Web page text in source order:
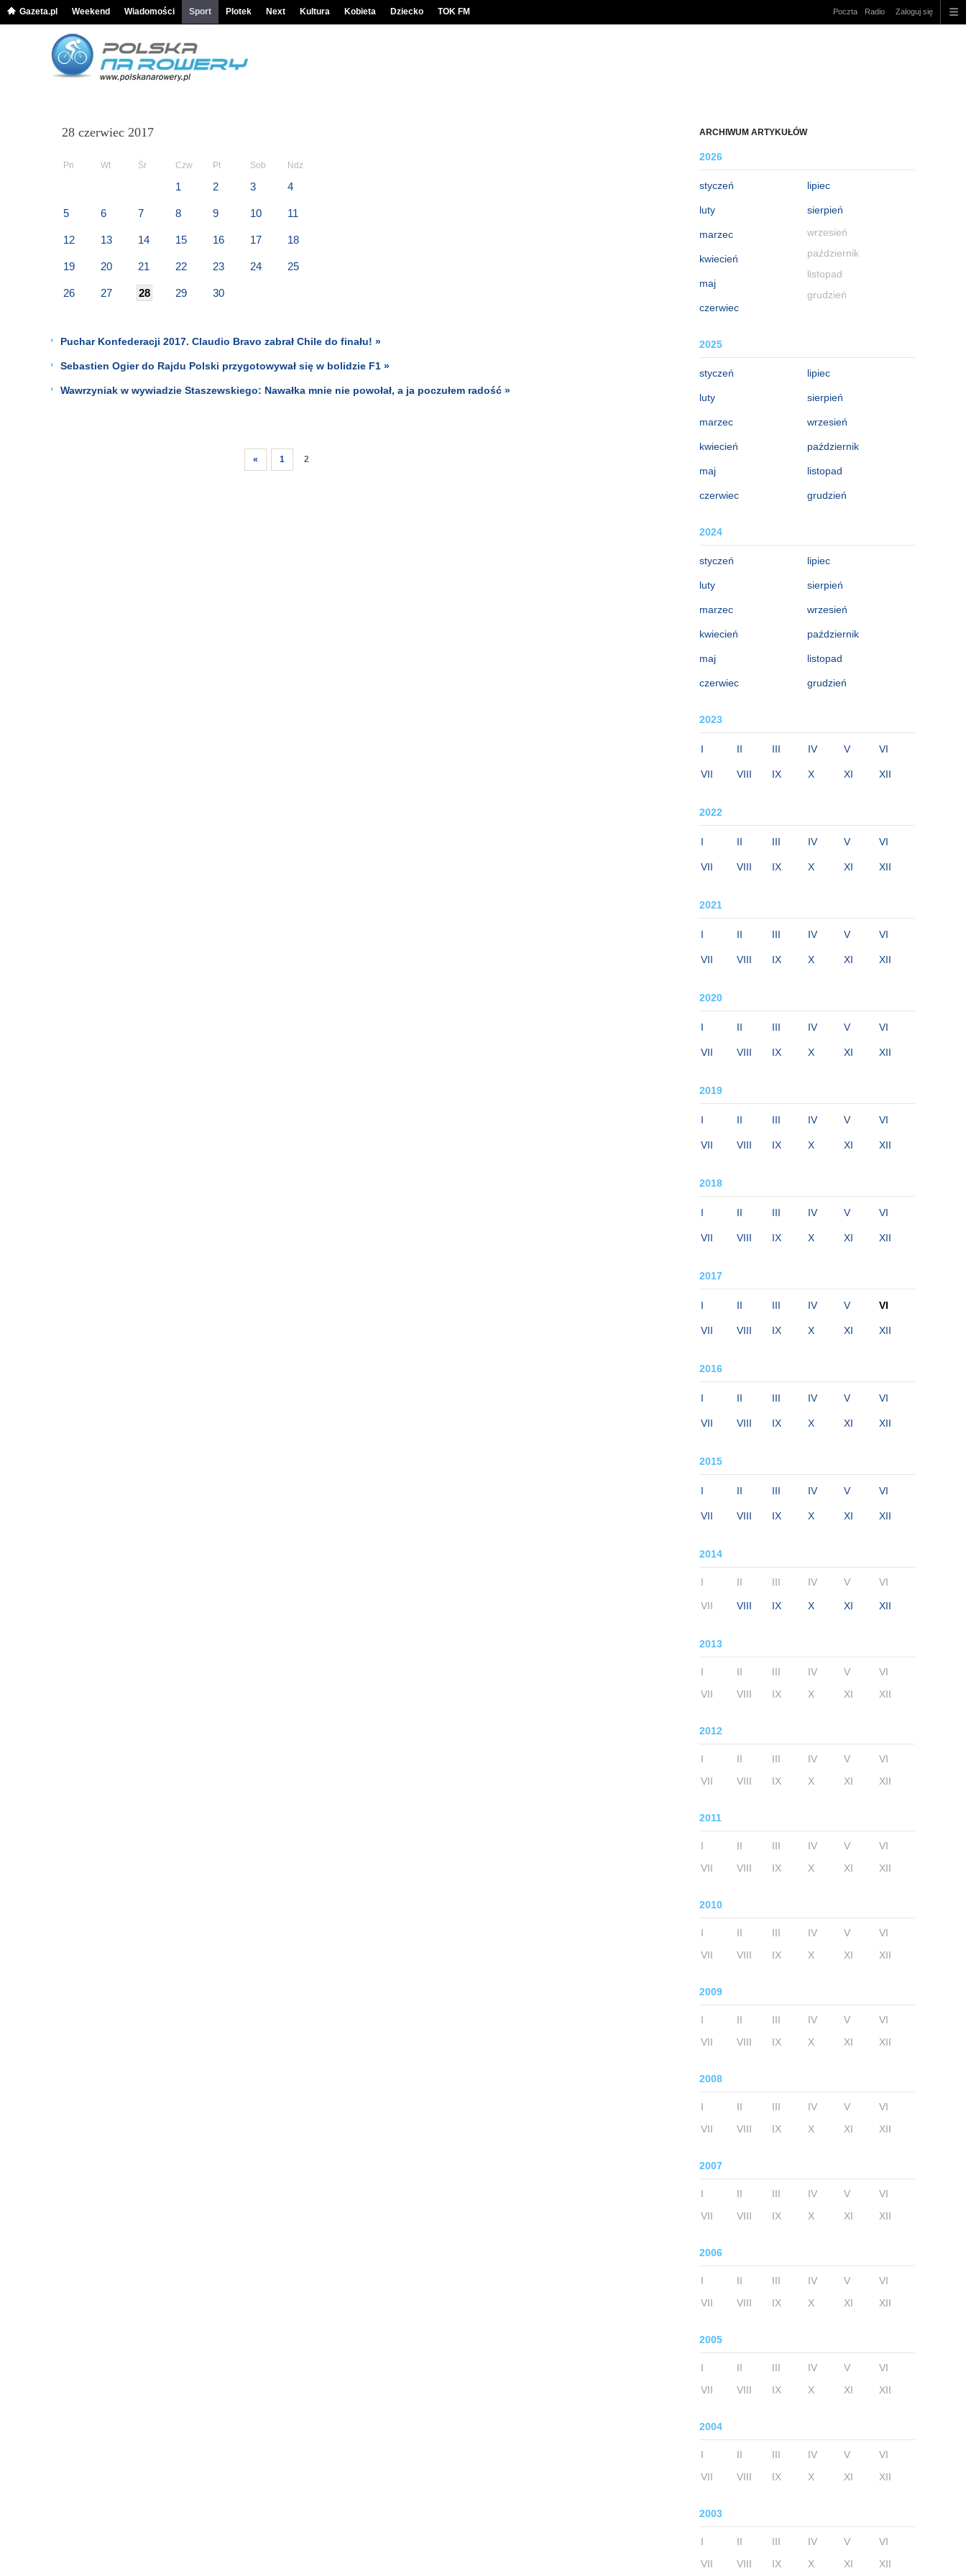
Gazeta.pl Weekend Wiadomości Sport Plotek Next Kultura Kobieta Dziecko TOK FM Poczta Radio Zaloguj się
ARCHIWUM ARTYKUŁÓW
2026
styczeń
luty
marzec
kwiecień
maj
czerwiec
lipiec
sierpień
wrzesień
październik
listopad
grudzień
2025
styczeń
luty
marzec
kwiecień
maj
czerwiec
lipiec
sierpień
wrzesień
październik
listopad
grudzień
2024
styczeń
luty
marzec
kwiecień
maj
czerwiec
lipiec
sierpień
wrzesień
październik
listopad
grudzień
2023
I II III IV V VI
VII VIII IX X XI XII
2022
I II III IV V VI
VII VIII IX X XI XII
2021
I II III IV V VI
VII VIII IX X XI XII
2020
I II III IV V VI
VII VIII IX X XI XII
2019
I II III IV V VI
VII VIII IX X XI XII
2018
I II III IV V VI
VII VIII IX X XI XII
2017
I II III IV V VI
VII VIII IX X XI XII
2016
I II III IV V VI
VII VIII IX X XI XII
2015
I II III IV V VI
VII VIII IX X XI XII
2014
I II III IV V VI
VII VIII IX X XI XII
2013
I II III IV V
VI
VII
VIII IX X XI XII
2012
I II III IV V
VI
VII
VIII IX X XI XII
2011
I II III IV V
VI
VII
VIII IX X XI XII
2010
I II III IV V
VI
VII
VIII IX X XI XII
2009
I II III IV V
VI
VII
VIII IX X XI XII
2008
I II III IV V
VI
VII
VIII IX X XI XII
2007
I II III IV V
VI
VII
VIII IX X XI XII
2006
I II III IV V
VI
VII
VIII IX X XI XII
2005
I II III IV V
VI
VII
VIII IX X XI XII
2004
I II III IV V
VI
VII
VIII IX X XI XII
2003
I II III IV V
VI
VII
VIII IX X XI XII
28 czerwiec 2017
Pn Wt Śr Czw Pt Sob Ndz
1 2 3 4
5 6 7 8 9 10 11
12 13 14 15 16 17 18
19 20 21 22 23 24 25
26 27 28 29 30
Puchar Konfederacji 2017. Claudio Bravo zabrał Chile do finału! »
Sebastien Ogier do Rajdu Polski przygotowywał się w bolidzie F1 »
Wawrzyniak w wywiadzie Staszewskiego: Nawałka mnie nie powołał, a ja poczułem radość »
« 1 2